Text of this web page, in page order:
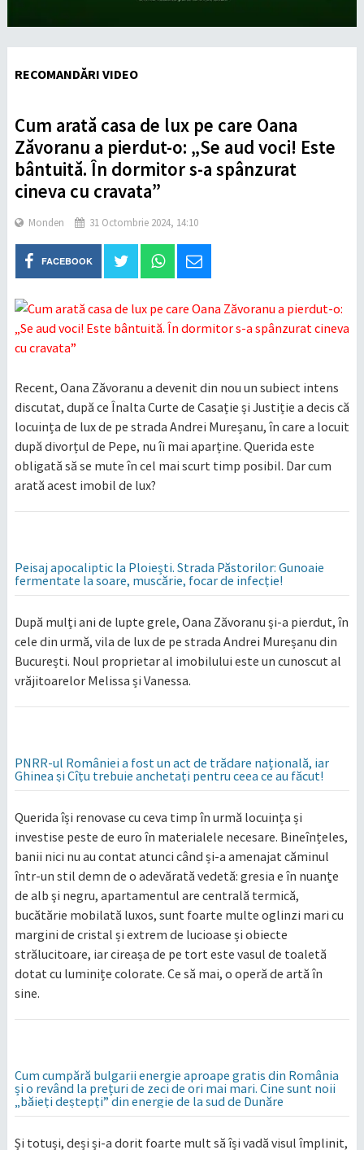
RECOMANDĂRI VIDEO
Cum arată casa de lux pe care Oana
Zăvoranu a pierdut-o: „Se aud voci! Este
bântuită. În dormitor s-a spânzurat
cineva cu cravata”
Monden 31 Octombrie 2024, 14:10
FACEBOOK
Recent, Oana Zăvoranu a devenit din nou un subiect intens
discutat, după ce Înalta Curte de Casație și Justiție a decis că
locuința de lux de pe strada Andrei Mureșanu, în care a locuit
după divorțul de Pepe, nu îi mai aparține. Querida este
obligată să se mute în cel mai scurt timp posibil. Dar cum
arată acest imobil de lux?
Peisaj apocaliptic la Ploiești. Strada Păstorilor: Gunoaie
fermentate la soare, muscărie, focar de infecție!
După mulți ani de lupte grele, Oana Zăvoranu și-a pierdut, în
cele din urmă, vila de lux de pe strada Andrei Mureșanu din
București. Noul proprietar al imobilului este un cunoscut al
vrăjitoarelor Melissa și Vanessa.
PNRR-ul României a fost un act de trădare națională, iar
Ghinea și Cîțu trebuie anchetați pentru ceea ce au făcut!
Querida își renovase cu ceva timp în urmă locuința și
investise peste de euro în materialele necesare. Bineînțeles,
banii nici nu au contat atunci când și-a amenajat căminul
într-un stil demn de o adevărată vedetă: gresia e în nuanţe
de alb şi negru, apartamentul are centrală termică,
bucătărie mobilată luxos, sunt foarte multe oglinzi mari cu
margini de cristal și extrem de lucioase și obiecte
strălucitoare, iar cireașa de pe tort este vasul de toaletă
dotat cu luminițe colorate. Ce să mai, o operă de artă în
sine.
Cum cumpără bulgarii energie aproape gratis din România
și o revând la prețuri de zeci de ori mai mari. Cine sunt noii
„băieți deștepți” din energie de la sud de Dunăre
Și totuși, deși și-a dorit foarte mult să își vadă visul împlinit,